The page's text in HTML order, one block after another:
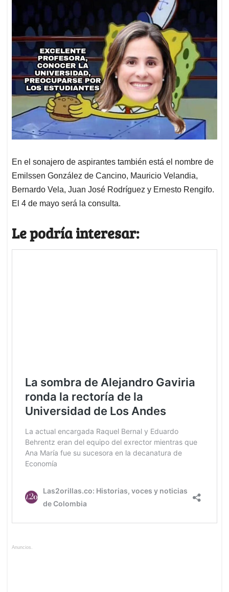
En el sonajero de aspirantes también está el nombre de
Emilssen González de Cancino, Mauricio Velandia,
Bernardo Vela, Juan José Rodríguez y Ernesto Rengifo.
El 4 de mayo será la consulta.
Le podría interesar:
Anuncios.